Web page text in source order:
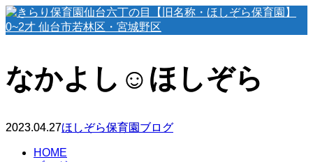
なかよし☺️ほしぞら
2023.04.27ほしぞら保育園ブログ
HOME